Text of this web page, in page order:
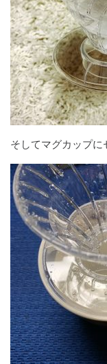
そしてマグカップに